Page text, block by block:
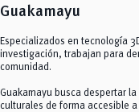
Guakamayu
Especializados en tecnología
investigación, trabajan para
comunidad.
Guakamayu busca despertar
culturales de forma accesible